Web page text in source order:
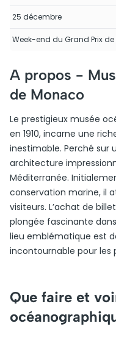
25 décembre
Week-end du Grand Prix de
A propos -
de Monaco
Le prestigieux musée
en 1910, incarne une
inestimable. Perché sur
architecture
Méditerranée.
conservation marine, il
visiteurs. L’achat de
plongée fascinante
lieu emblématique est
incontournable pour les
Que faire et